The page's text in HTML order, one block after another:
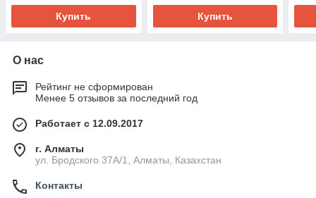
Купить Купить
О нас
Рейтинг не сформирован
Менее 5 отзывов за последний год
Работает с 12.09.2017
г. Алматы
ул. Бродского 37А/1, Алматы, Казахстан
Контакты